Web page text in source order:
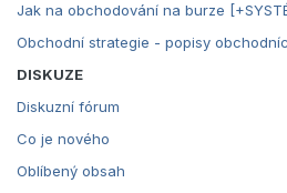
Jak na obchodování na burze
Obchodní strategie - popisy
DISKUZE
Diskuzní fórum
Co je nového
Oblíbený obsah